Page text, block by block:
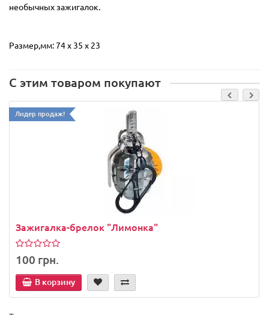
необычных зажигалок.
Размер,мм: 74 x 35 x 23
С этим товаром покупают
Лидер продаж!
Зажигалка-брелок "Лимонка"
100 грн.
В корзину